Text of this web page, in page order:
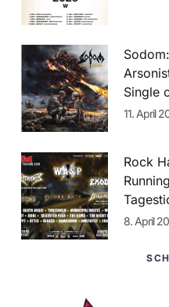
Single
11. April
Rock
8. April